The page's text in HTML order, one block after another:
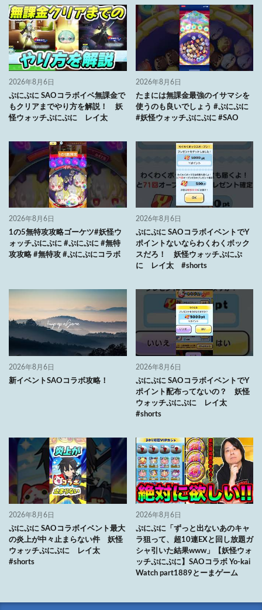
2026年8月6日
ぷにぷに SAOコラボイベ無課金で
もクリアまでやり方を解説！ 妖
怪ウォッチぷにぷに レイ太
2026年8月6日
たまには無課金最強のイサマシを
使うのも良いでしょう #ぷにぷに
#妖怪ウォッチぷにぷに #SAO
2026年8月6日
1の5無特攻攻略ゴーケツ#妖怪ウ
ォッチぷにぷに #ぷにぷに #無特
攻攻略 #無特攻 #ぷにぷにコラボ
2026年8月6日
ぷにぷに SAOコラボイベントでY
ポイントないならわくわくボック
スだろ！ 妖怪ウォッチぷにぷ
に レイ太 #shorts
2026年8月6日
新イベントSAOコラボ攻略！
2026年8月6日
ぷにぷに SAOコラボイベントでY
ポイント配布ってないの？ 妖怪
ウォッチぷにぷに レイ太
#shorts
2026年8月6日
ぷにぷに SAOコラボイベント最大
の炎上が中々止まらない件 妖怪
ウォッチぷにぷに レイ太
#shorts
2026年8月6日
ぷにぷに「ずっと出ないあのキャ
ラ狙って、超10連EXと回し放題ガ
シャ引いた結果www」【妖怪ウォ
ッチぷにぷに】SAOコラボ Yo-kai
Watch part1889とーまゲーム